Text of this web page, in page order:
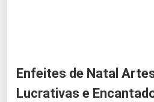
Enfeites de Natal
Lucrativas e